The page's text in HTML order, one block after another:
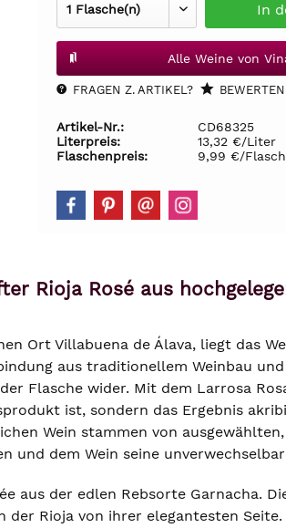
In
Alle Weine von
FRAGEN Z. ARTIKEL? BEWERTEN
Artikel-Nr.:
CD68325
Literpreis:
13,32 €/Liter
Flaschenpreis:
9,99 €/
Rioja Rosé aus
Ort Villabuena de Álava, liegt das
aus traditionellem Weinbau
Flasche wider. Mit dem Larrosa
ist, sondern das Ergebnis
Wein stammen von
und dem Wein seine
aus der edlen Rebsorte Garnacha.
Rioja von ihrer elegantesten